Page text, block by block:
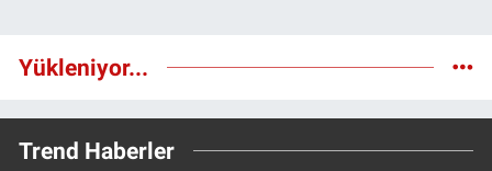
Yükleniyor...
Trend Haberler